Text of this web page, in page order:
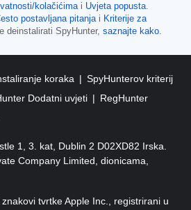
kolačićima i Uvjeta popusta
postavljana pitanja i Kriterije za
deinstalirati SpyHunter, saznajte kako
koraka
SpyHunterov kriterij
Dodatni uvjeti
RegHunter
1, 3. kat, Dublin 2 D02XD82 Irska.
Company Limited, dionicama,
tvrtke Apple Inc., registrirani u